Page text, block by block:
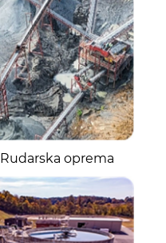
Rudarska oprema